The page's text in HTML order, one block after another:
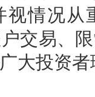
视情况从
交易、
大投资